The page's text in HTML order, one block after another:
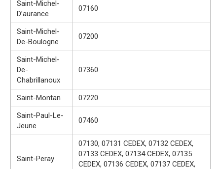
Saint-Michel-
D’aurance
07160
Saint-Michel-
De-Boulogne
07200
Saint-Michel-
De-
Chabrillanoux
07360
Saint-Montan
07220
Saint-Paul-Le-
Jeune
07460
Saint-Peray
07130, 07131 CEDEX, 07132 CEDEX,
07133 CEDEX, 07134 CEDEX, 07135
CEDEX, 07136 CEDEX, 07137 CEDEX,